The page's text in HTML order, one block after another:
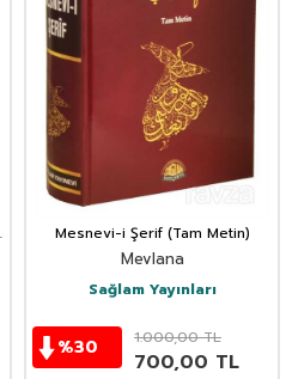
Mesnevi-i Şerif (Tam Metin)
Mevlana
Sağlam Yayınları
%30 1.000,00TL
700,00 TL